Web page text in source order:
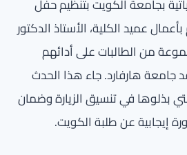
بجامعة الكويت بتنظيم حفل
عميد الكلية، الأستاذ الدكتور
من الطالبات على أدائهم
جامعة هارفارد. جاء هذا الحدث
بذلوها في تنسيق الزيارة وضمان
إيجابية عن طلبة الكويت.